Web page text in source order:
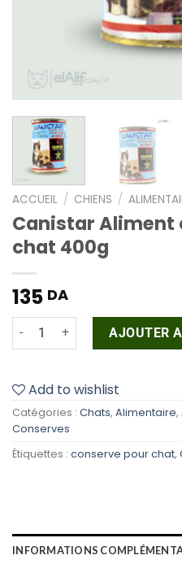
ACCUEIL / CHIENS /
Canistar Aliment
chat 400g
135 DA
quantité de Canistar
AJOUTER
Add to wishlist
Catégories : Chats, Alimentaire,
Conserves
Étiquettes : conserve pour chat,
INFORMATIONS